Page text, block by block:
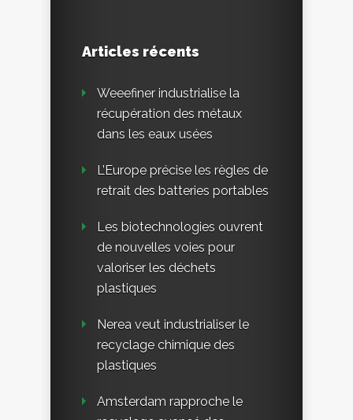
Articles récents
Weeefiner industrialise la
récupération des métaux
dans les eaux usées
L’Europe précise les règles de
retrait des batteries portables
Les biotechnologies ouvrent
de nouvelles voies pour
valoriser les déchets
plastiques
Nerea veut industrialiser le
recyclage chimique des
plastiques
Amsterdam rapproche le